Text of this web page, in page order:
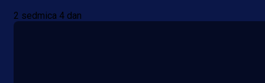
2 sedmica 4 dan